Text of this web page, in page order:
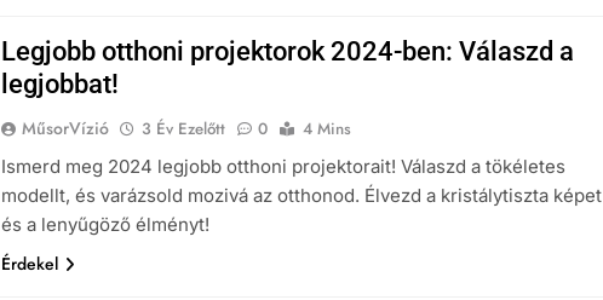
Legjobb otthoni projektorok 2024-ben: Válaszd a
legjobbat!
MűsorVízió 3 Év Ezelőtt 0
4 Mins
Ismerd meg 2024 legjobb otthoni projektorait! Válaszd a tökéletes
modellt, és varázsold mozivá az otthonod. Élvezd a kristálytiszta képet
és a lenyűgöző élményt!
Érdekel